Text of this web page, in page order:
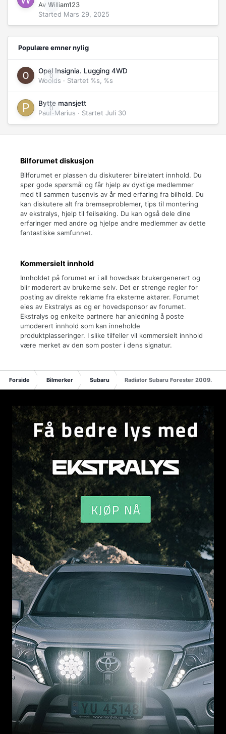
0
Av William123
Started Mars 29, 2025
Populære emner nylig
0
Opel Insignia. Lugging 4WD
Woolds · Startet %s, %s
0
Bytte mansjett
Paul-Marius · Startet Juli 30
Bilforumet diskusjon
Bilforumet er plassen du diskuterer bilrelatert innhold. Du
spør gode spørsmål og får hjelp av dyktige medlemmer
med til sammen tusenvis av år med erfaring fra bilhold. Du
kan diskutere alt fra bremseproblemer, tips til montering
av ekstralys, hjelp til feilsøking. Du kan også dele dine
erfaringer med andre og hjelpe andre medlemmer av dette
fantastiske samfunnet.
Kommersielt innhold
Innholdet på forumet er i all hovedsak brukergenerert og
blir moderert av brukerne selv. Det er strenge regler for
posting av direkte reklame fra eksterne aktører. Forumet
eies av Ekstralys as og er hovedsponsor av forumet.
Ekstralys og enkelte partnere har anledning å poste
umoderert innhold som kan inneholde
produktplasseringer. I slike tilfeller vil kommersielt innhold
være merket av den som poster i dens signatur.
Forside Bilmerker Subaru Radiator Subaru Forester 2009.